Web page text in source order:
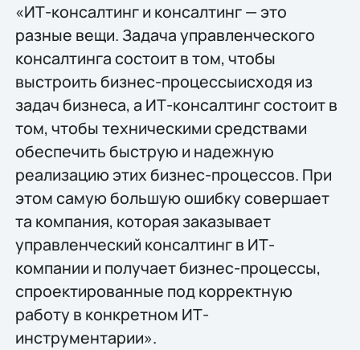
«ИТ-консалтинг и консалтинг — это
разные вещи. Задача управленческого
консалтинга состоит в том, чтобы
выстроить бизнес-процессыисходя из
задач бизнеса, а ИТ-консалтинг состоит в
том, чтобы техническими средствами
обеспечить быструю и надежную
реализацию этих бизнес-процессов. При
этом самую большую ошибку совершает
та компания, которая заказывает
управленческий консалтинг в ИТ-
компании и получает бизнес-процессы,
спроектированные под корректную
работу в конкретном ИТ-
инструментарии».